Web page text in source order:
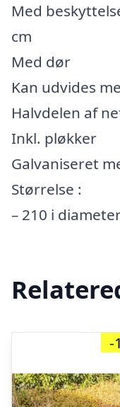
Med
cm
Med dør
Kan udvides
Halvdelen af
Inkl. pløkker
Galvaniseret
Størrelse :
– 210 i
-